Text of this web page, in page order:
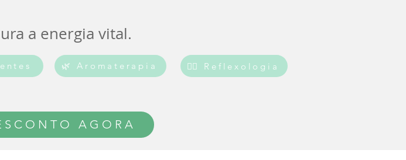
a energia vital.
🌿 Aromaterapia 💆‍♀️ Reflexologia
AGORA